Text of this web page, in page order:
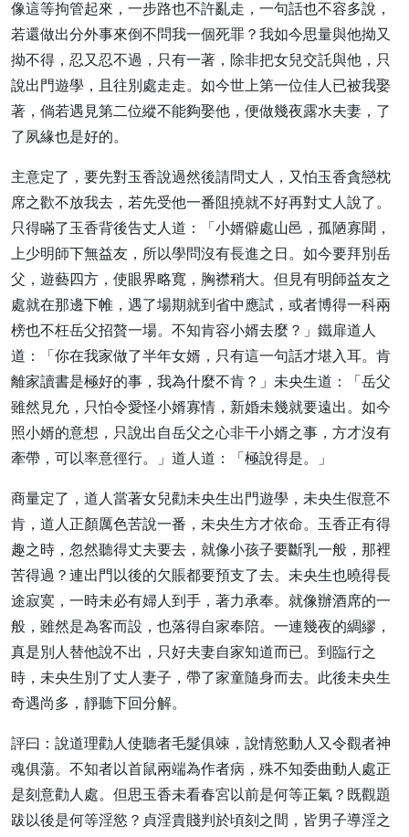
像這等拘管起來，一步路也不許亂走，一句話也不容多說，
若還做出分外事來倒不問我一個死罪？我如今思量與他拗又
拗不得，忍又忍不過，只有一著，除非把女兒交託與他，只
說出門遊學，且往別處走走。如今世上第一位佳人已被我娶
著，倘若遇見第二位縱不能夠娶他，便做幾夜露水夫妻，了
了夙緣也是好的。
主意定了，要先對玉香說過然後請問丈人，又怕玉香貪戀枕
席之歡不放我去，若先受他一番阻撓就不好再對丈人說了。
只得瞞了玉香背後告丈人道：「小婿僻處山邑，孤陋寡聞，
上少明師下無益友，所以學問沒有長進之日。如今要拜別岳
父，遊藝四方，使眼界略寬，胸襟稍大。但見有明師益友之
處就在那邊下帷，遇了場期就到省中應試，或者博得一科兩
榜也不枉岳父招贅一場。不知肯容小婿去麼？」鐵扉道人
道：「你在我家做了半年女婿，只有這一句話才堪入耳。肯
離家讀書是極好的事，我為什麼不肯？」未央生道：「岳父
雖然見允，只怕令愛怪小婿寡情，新婚未幾就要遠出。如今
照小婿的意想，只說出自岳父之心非干小婿之事，方才沒有
牽帶，可以率意徑行。」道人道：「極說得是。」
商量定了，道人當著女兒勸未央生出門遊學，未央生假意不
肯，道人正顏厲色苦說一番，未央生方才依命。玉香正有得
趣之時，忽然聽得丈夫要去，就像小孩子要斷乳一般，那裡
苦得過？連出門以後的欠賬都要預支了去。未央生也曉得長
途寂寞，一時未必有婦人到手，著力承奉。就像辦酒席的一
般，雖然是為客而設，也落得自家奉陪。一連幾夜的綢繆，
真是別人替他說不出，只好夫妻自家知道而已。到臨行之
時，未央生別了丈人妻子，帶了家童隨身而去。此後未央生
奇遇尚多，靜聽下回分解。
評曰：說道理勸人使聽者毛髮俱竦，說情慾動人又令觀者神
魂俱蕩。不知者以首鼠兩端為作者病，殊不知委曲動人處正
是刻意勸人處。但思玉香未看春宮以前是何等正氣？既觀題
跋以後是何等淫慾？貞淫貴賤判於頃刻之間，皆男子導淫之